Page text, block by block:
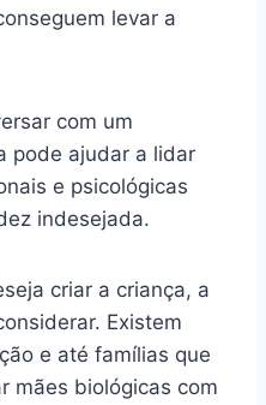
levar a
com um
pode ajudar a lidar
e psicológicas
indesejada.
criar a criança, a
Existem
e até famílias que
mães biológicas com